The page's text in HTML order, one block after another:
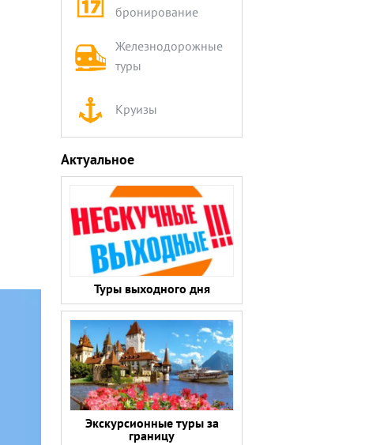
бронирование
Железнодорожные
туры
Круизы
Актуальное
Туры выходного дня
Экскурсионные туры за
границу